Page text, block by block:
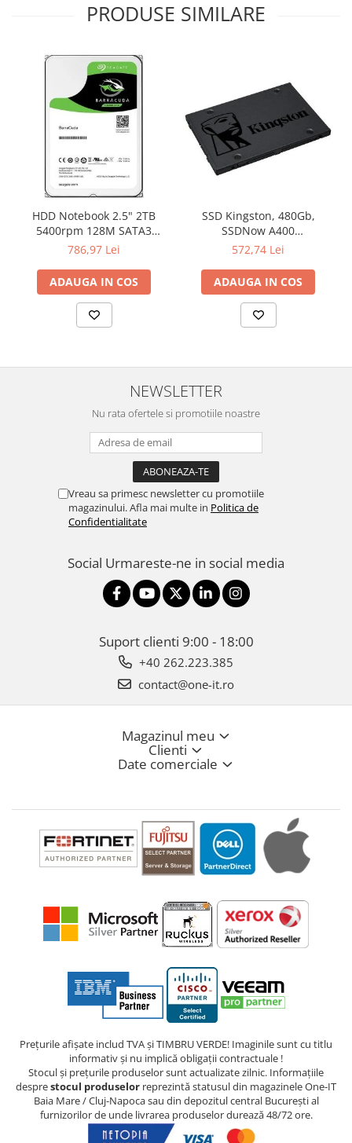
TV, Multimedia & Electronice
Televizoare & accesorii
Multiboard & Accessorii
Multimedia
Foto & Video
Cloud si Aplicatii SaaS
Sisteme Videoconferinta
Securitate Date
Firewall
PRODUSE SIMILARE
HDD Notebook 2.5" 2TB
5400rpm 128M SATA3
SEAGATE
786,97 Lei
ADAUGA IN COS
SSD Kingston, 480Gb,
SSDNow A400
"SA400S37/480G"
572,74 Lei
ADAUGA IN COS
NEWSLETTER
Nu rata ofertele si promotiile noastre
Vreau sa primesc newsletter cu promotiile
magazinului. Afla mai multe in Politica de
Confidentialitate
Social Urmareste-ne in social media
Suport clienti 9:00 - 18:00
+40 262.223.385
contact@one-it.ro
Magazinul meu
Clienti
Date comerciale
Prețurile afișate includ TVA și TIMBRU VERDE! Imaginile sunt cu titlu
informativ și nu implică obligații contractuale !
Stocul și prețurile produselor sunt actualizate zilnic. Informațiile
desprestocul produselor reprezintă statusul din magazinele One-IT
Baia Mare / Cluj-Napoca sau din depozitul central București al
furnizorilor de unde livrarea produselor durează 48/72 ore.